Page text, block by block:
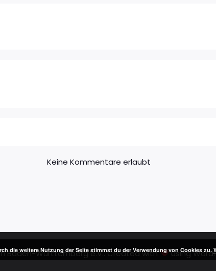
Keine Kommentare erlaubt
Baden-Württemberg e.V.. Created with using
die weitere Nutzung der Seite stimmst du der Verwendung von Cookies zu.